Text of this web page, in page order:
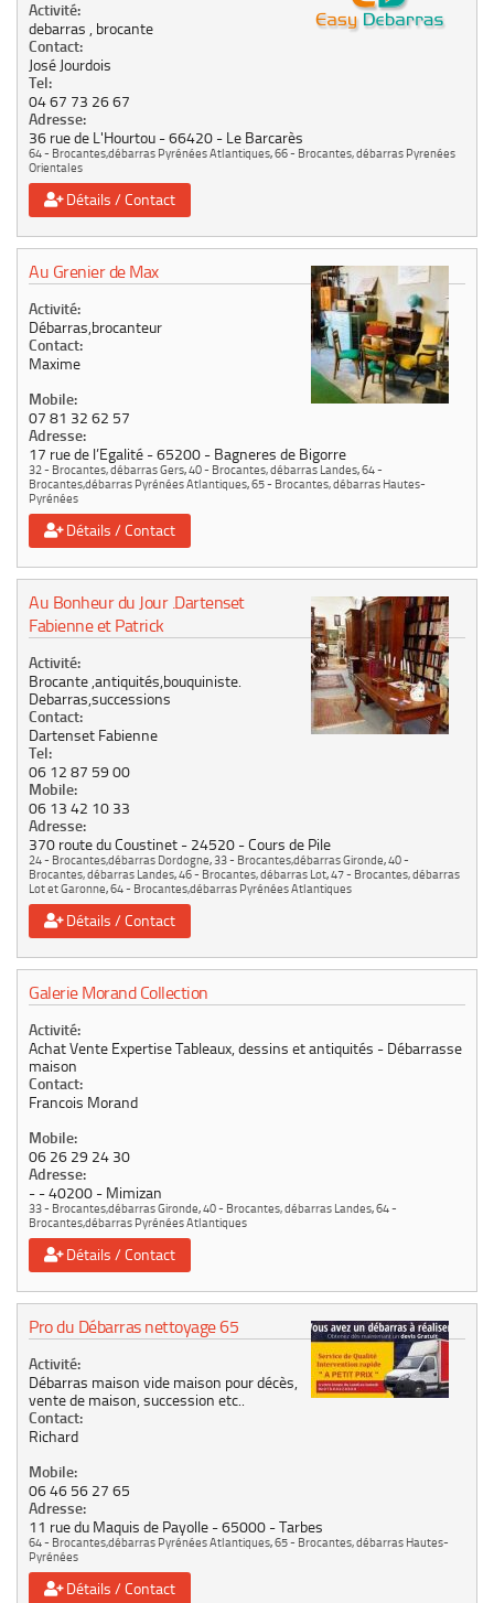
Activité:
debarras , brocante
Contact:
José Jourdois
Tel:
04 67 73 26 67
Adresse:
36 rue de L'Hourtou 66420 Le Barcarès
64 - Brocantes,débarras Pyrénées Atlantiques,66 - Brocantes, débarras Pyrenées
Orientales
Détails / Contact
Au Grenier de Max
Activité:
Débarras,brocanteur
Contact:
Maxime
Mobile:
07 81 32 62 57
Adresse:
17 rue de l’Egalité 65200 Bagneres de Bigorre
32 - Brocantes, débarras Gers,40 - Brocantes, débarras Landes,64 -
Brocantes,débarras Pyrénées Atlantiques,65 - Brocantes, débarras Hautes-
Pyrénées
Détails / Contact
Au Bonheur du Jour .Dartenset
Fabienne et Patrick
Activité:
Brocante ,antiquités,bouquiniste.
Debarras,successions
Contact:
Dartenset Fabienne
Tel:
06 12 87 59 00
Mobile:
06 13 42 10 33
Adresse:
370 route du Coustinet 24520 Cours de Pile
24 - Brocantes,débarras Dordogne,33 - Brocantes,débarras Gironde,40 -
Brocantes, débarras Landes,46 - Brocantes, débarras Lot,47 - Brocantes, débarras
Lot et Garonne,64 - Brocantes,débarras Pyrénées Atlantiques
Détails / Contact
Galerie Morand Collection
Activité:
Achat Vente Expertise Tableaux, dessins et antiquités - Débarrasse
maison
Contact:
Francois Morand
Mobile:
06 26 29 24 30
Adresse:
- 40200 Mimizan
33 - Brocantes,débarras Gironde,40 - Brocantes, débarras Landes,64 -
Brocantes,débarras Pyrénées Atlantiques
Détails / Contact
Pro du Débarras nettoyage 65
Activité:
Débarras maison vide maison pour décès,
vente de maison, succession etc..
Contact:
Richard
Mobile:
06 46 56 27 65
Adresse:
11 rue du Maquis de Payolle 65000 Tarbes
64 - Brocantes,débarras Pyrénées Atlantiques,65 - Brocantes, débarras Hautes-
Pyrénées
Détails / Contact